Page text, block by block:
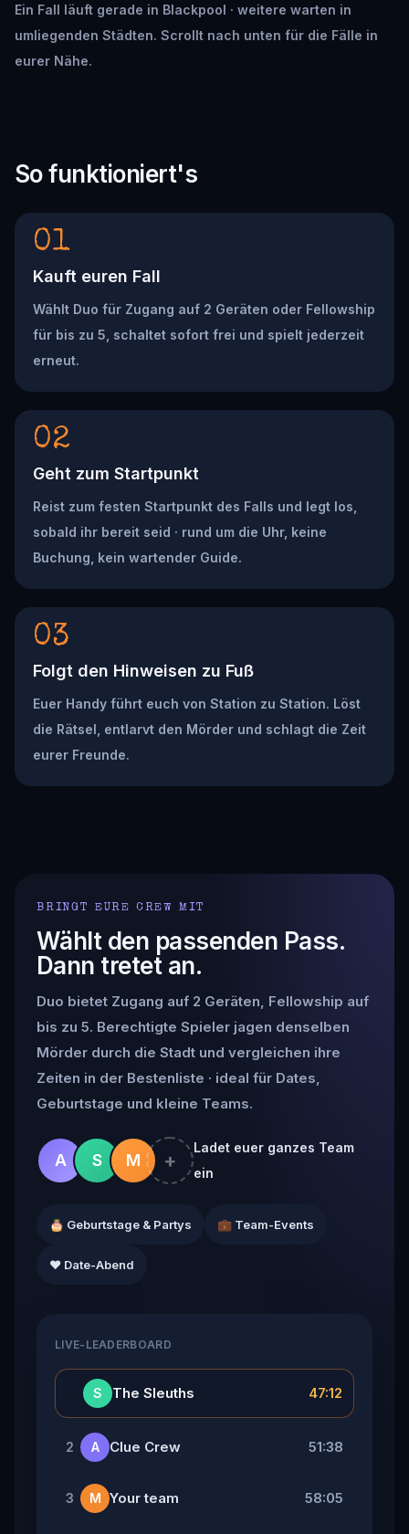
Ein Fall läuft gerade in Blackpool · weitere warten in
umliegenden Städten. Scrollt nach unten für die Fälle in
eurer Nähe.
So funktioniert's
01
Kauft euren Fall
Wählt Duo für Zugang auf 2 Geräten oder Fellowship
für bis zu 5, schaltet sofort frei und spielt jederzeit
erneut.
02
Geht zum Startpunkt
Reist zum festen Startpunkt des Falls und legt los,
sobald ihr bereit seid · rund um die Uhr, keine
Buchung, kein wartender Guide.
03
Folgt den Hinweisen zu Fuß
Euer Handy führt euch von Station zu Station. Löst
die Rätsel, entlarvt den Mörder und schlagt die Zeit
eurer Freunde.
BRINGT EURE CREW MIT
Wählt den passenden Pass.
Dann tretet an.
Duo bietet Zugang auf 2 Geräten, Fellowship auf
bis zu 5. Berechtigte Spieler jagen denselben
Mörder durch die Stadt und vergleichen ihre
Zeiten in der Bestenliste · ideal für Dates,
Geburtstage und kleine Teams.
A S M +
Ladet euer ganzes Team
ein
🎂 Geburtstage & Partys 💼 Team-Events
❤️ Date-Abend
LIVE-LEADERBOARD
S The Sleuths 47:12
2 A Clue Crew 51:38
3 M Your team 58:05